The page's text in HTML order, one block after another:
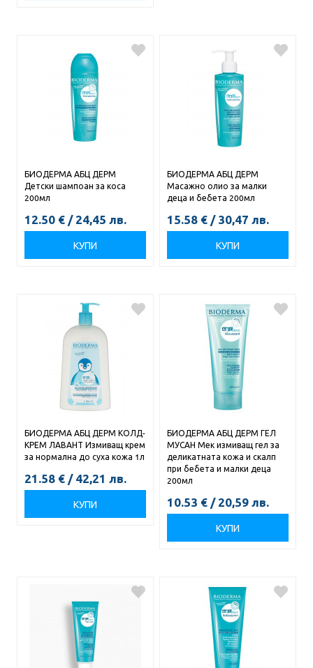
БИОДЕРМА АБЦ ДЕРМ
Детски шампоан за коса
200мл
12.50 € / 24,45 лв.
КУПИ
БИОДЕРМА АБЦ ДЕРМ
Масажно олио за малки
деца и бебета 200мл
15.58 € / 30,47 лв.
КУПИ
БИОДЕРМА АБЦ ДЕРМ КОЛД-
КРЕМ ЛАВАНТ Измиващ крем
за нормална до суха кожа 1л
21.58 € / 42,21 лв.
КУПИ
БИОДЕРМА АБЦ ДЕРМ ГЕЛ
МУСАН Мек измиващ гел за
деликатната кожа и скалп
при бебета и малки деца
200мл
10.53 € / 20,59 лв.
КУПИ